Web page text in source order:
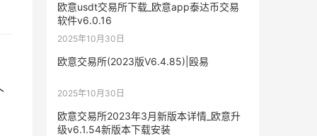
欧意usdt交易所下载_欧意app泰达币交易
软件v6.0.16
2025年10月30日
欧意交易所(2023版V6.4.85)|殴易
2025年10月30日
欧意交易所2023年3月新版本详情_欧意升
级v6.1.54新版本下载安装